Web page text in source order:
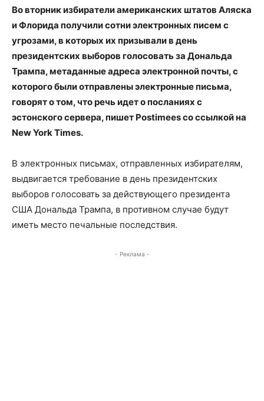
Во вторник избиратели американских штатов Аляска
и Флорида получили сотни электронных писем с
угрозами, в которых их призывали в день
президентских выборов голосовать за Дональда
Трампа, метаданные адреса электронной почты, с
которого были отправлены электронные письма,
говорят о том, что речь идет о посланиях с
эстонского сервера, пишет Postimees со ссылкой на
New York Times.
В электронных письмах, отправленных избирателям,
выдвигается требование в день президентских
выборов голосовать за действующего президента
США Дональда Трампа, в противном случае будут
иметь место печальные последствия.
- Реклама -